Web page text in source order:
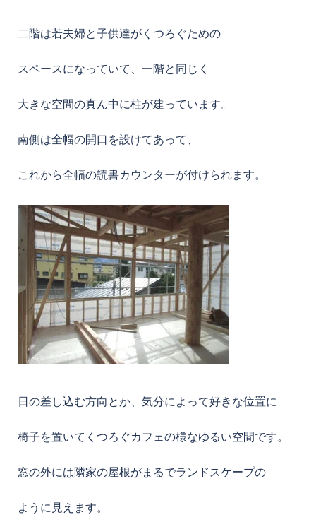
二階は若夫婦と子供達がくつろぐための
スペースになっていて、一階と同じく
大きな空間の真ん中に柱が建っています。
南側は全幅の開口を設けてあって、
これから全幅の読書カウンターが付けられます。
日の差し込む方向とか、気分によって好きな位置に
椅子を置いてくつろぐカフェの様なゆるい空間です。
窓の外には隣家の屋根がまるでランドスケープの
ように見えます。